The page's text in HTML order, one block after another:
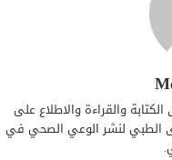
والقراءة والاطلاع على
الطبي لنشر الوعي الصحي في